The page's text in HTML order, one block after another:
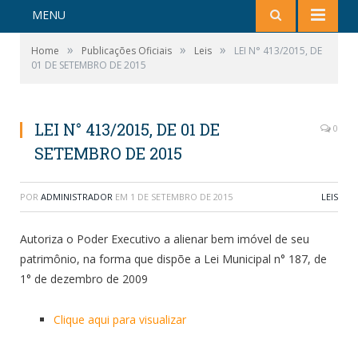
MENU
Home » Publicações Oficiais » Leis »
LEI N° 413/2015, DE
01 DE SETEMBRO DE 2015
LEI N° 413/2015, DE 01 DE
SETEMBRO DE 2015
0
POR ADMINISTRADOR EM 1 DE SETEMBRO DE 2015 LEIS
Autoriza o Poder Executivo a alienar bem imóvel de seu
patrimônio, na forma que dispõe a Lei Municipal n° 187, de
1° de dezembro de 2009
Clique aqui para visualizar